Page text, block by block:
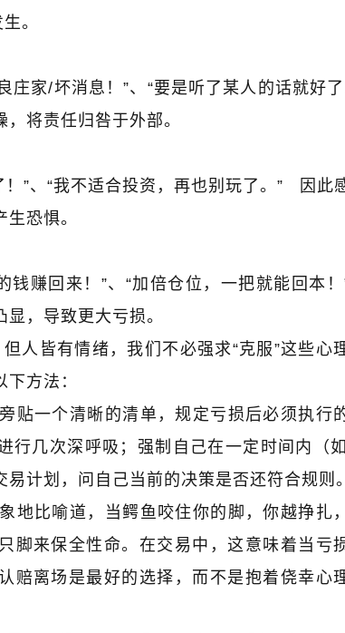
。
庄家/坏消息！”、“要是听了某人的话就好了
将责任归咎于外部。
”、“我不适合投资，再也别玩了。”
因此
恐惧。
钱赚回来！”、“加倍仓位，一把就能回本！
，导致更大亏损。
人皆有情绪，我们不必强求“克服”这些心
方法：
贴一个清晰的清单，规定亏损后必须执行
行几次深呼吸；强制自己在一定时间内（如
计划，问自己当前的决策是否还符合规则。
地比喻道，当鳄鱼咬住你的脚，你越挣扎
脚来保全性命。在交易中，这意味着当亏
赔离场是最好的选择，而不是抱着侥幸心
邹衍